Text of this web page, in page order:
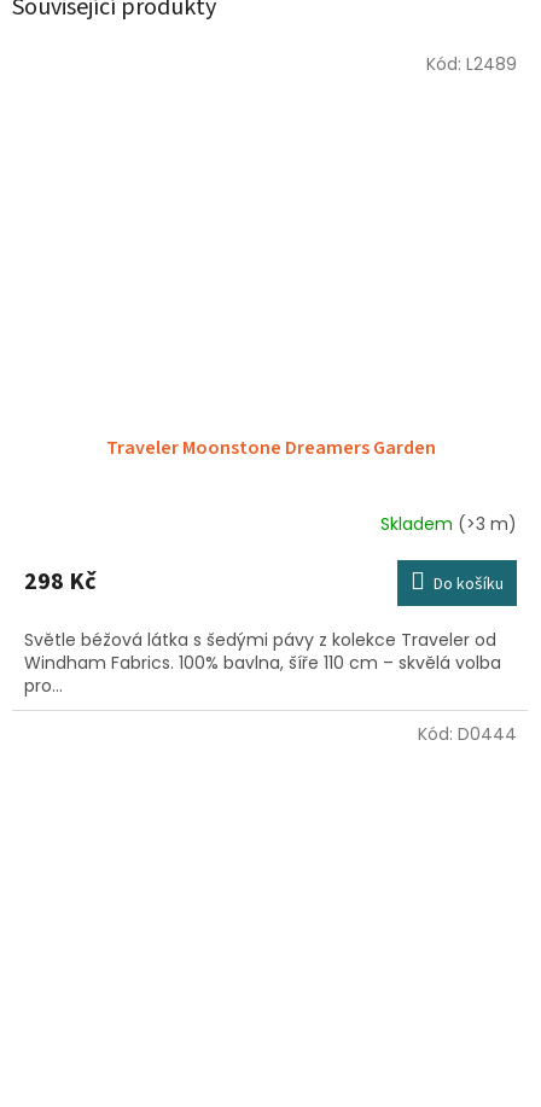
Související produkty
Traveler Moonstone Dreamers Garden
Skladem (>3 m)
298 Kč Do košíku
Světle béžová látka s šedými pávy z kolekce Traveler od
Windham Fabrics. 100% bavlna, šíře 110 cm – skvělá volba
pro...
Kód: L2489
Kód: D0444